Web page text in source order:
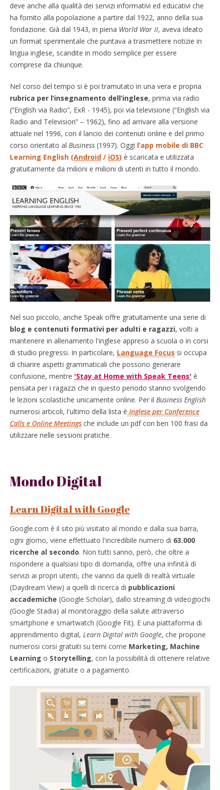
deve anche alla qualità dei servizi informativi ed educativi che
ha fornito alla popolazione a partire dal 1922, anno della sua
fondazione. Già dal 1943, in piena World War II, aveva ideato
un format sperimentale che puntava a trasmettere notizie in
lingua inglese, scandite in modo semplice per essere
comprese da chiunque.
Nel corso del tempo si è poi tramutato in una vera e propria
rubrica per l’insegnamento dell’inglese, prima via radio
(“English via Radio”, ExR - 1945), poi via televisione (“English via
Radio and Television” – 1962), fino ad arrivare alla versione
attuale nel 1996, con il lancio dei contenuti online e del primo
corso orientato al Business (1997). Oggi l’app mobile di BBC
Learning English (Android / iOS) è scaricata e utilizzata
gratuitamente da milioni e milioni di utenti in tutto il mondo.
Nel suo piccolo, anche Speak offre gratuitamente una serie di
blog e contenuti formativi per adulti e ragazzi, volti a
mantenere in allenamento l'inglese appreso a scuola o in corsi
di studio pregressi. In particolare, Language Focus si occupa
di chiarire aspetti grammaticali che possono generare
confusione, mentre 'Stay at Home with Speak Teens' è
pensata per i ragazzi che in questo periodo stanno svolgendo
le lezioni scolastiche unicamente online. Per il Business English
numerosi articoli, l'ultimo della lista è Inglese per Conference
Calls e Online Meetings che include un pdf con ben 100 frasi da
utilizzare nelle sessioni pratiche.
Mondo Digital
Learn Digital with Google
Google.com è il sito più visitato al mondo e dalla sua barra,
ogni giorno, viene effettuato l'incredibile numero di 63.000
ricerche al secondo. Non tutti sanno, però, che oltre a
rispondere a qualsiasi tipo di domanda, offre una infinità di
servizi ai propri utenti, che vanno da quelli di realtà virtuale
(Daydream View) a quelli di ricerca di pubblicazioni
accademiche (Google Scholar), dallo streaming di videogiochi
(Google Stadia) al monitoraggio della salute attraverso
smartphone e smartwatch (Google Fit). E una piattaforma di
apprendimento digital, Learn Digital with Google, che propone
numerosi corsi gratuiti su temi come Marketing, Machine
Learning o Storytelling, con la possibilità di ottenere relative
certificazioni, gratuite o a pagamento.